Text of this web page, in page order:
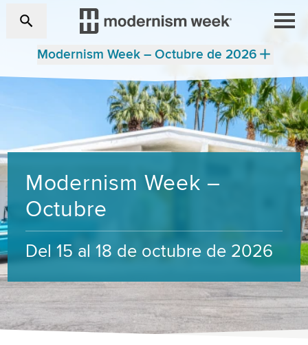
Modernism Week – Octubre de 2026
Modernism Week –
Octubre
Del 15 al 18 de octubre de 2026